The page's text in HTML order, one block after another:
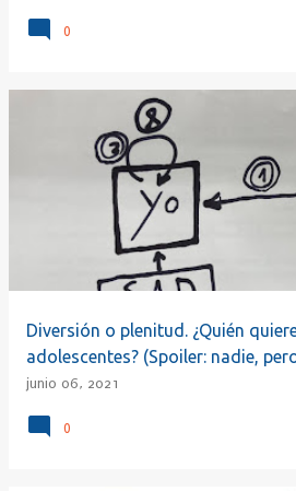
0
Diversión o plenitud. ¿Quién
adolescentes? (Spoiler: nadie,
junio 06, 2021
0